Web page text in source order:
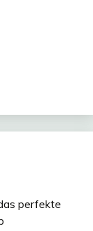
perfekte